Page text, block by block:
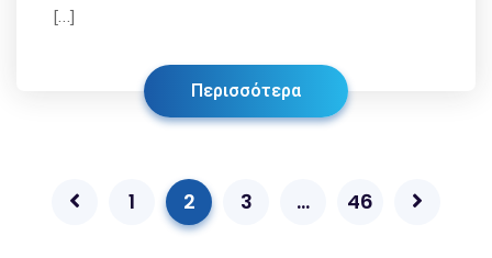
[…]
Περισσότερα
1 2 3 … 46